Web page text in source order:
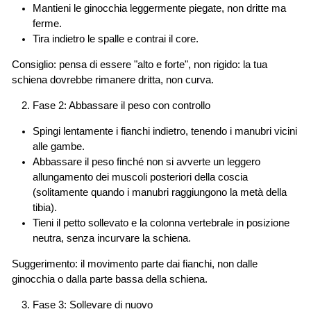
Mantieni le ginocchia leggermente piegate, non dritte ma
ferme.
Tira indietro le spalle e contrai il core.
Consiglio: pensa di essere "alto e forte", non rigido: la tua
schiena dovrebbe rimanere dritta, non curva.
Fase 2: Abbassare il peso con controllo
Spingi lentamente i fianchi indietro, tenendo i manubri vicini
alle gambe.
Abbassare il peso finché non si avverte un leggero
allungamento dei muscoli posteriori della coscia
(solitamente quando i manubri raggiungono la metà della
tibia).
Tieni il petto sollevato e la colonna vertebrale in posizione
neutra, senza incurvare la schiena.
Suggerimento: il movimento parte dai fianchi, non dalle
ginocchia o dalla parte bassa della schiena.
Fase 3: Sollevare di nuovo